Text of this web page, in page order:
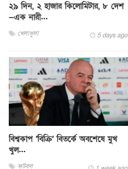
২৯ দিন, ২ হাজার কিলোমিটার, ৮ দেশ
—এক নারী...
খেলাধুলা 5 days ago
বিশ্বকাপ ‘বিক্রি’ বিতর্কে অবশেষে মুখ
খুল...
ফুটবল